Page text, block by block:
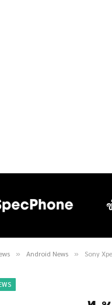
» Android News » Sony